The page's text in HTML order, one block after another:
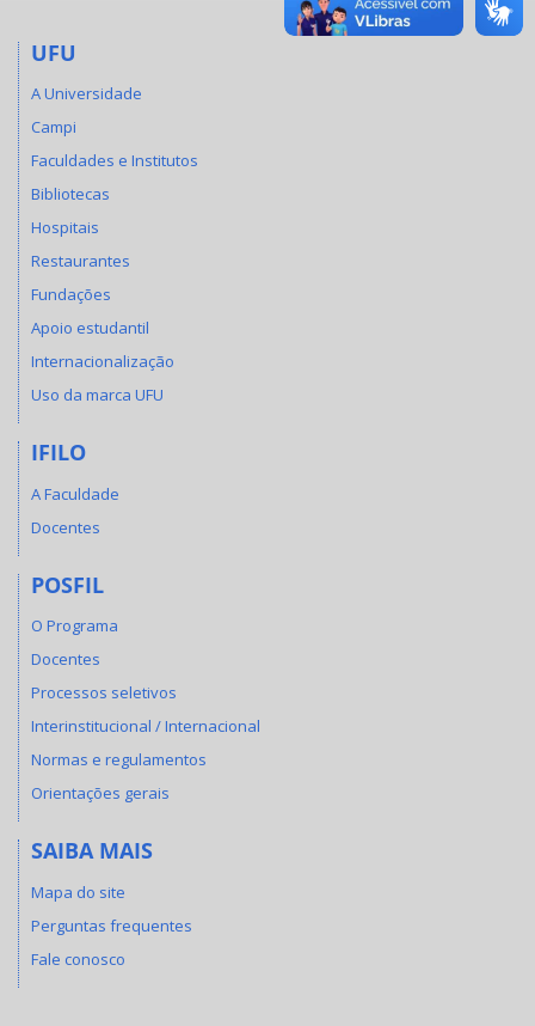
UFU
A Universidade
Campi
Faculdades e Institutos
Bibliotecas
Hospitais
Restaurantes
Fundações
Apoio estudantil
Internacionalização
Uso da marca UFU
IFILO
A Faculdade
Docentes
POSFIL
O Programa
Docentes
Processos seletivos
Interinstitucional / Internacional
Normas e regulamentos
Orientações gerais
SAIBA MAIS
Mapa do site
Perguntas frequentes
Fale conosco